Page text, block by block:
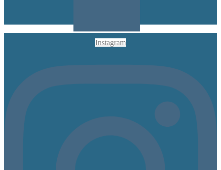
Instagram